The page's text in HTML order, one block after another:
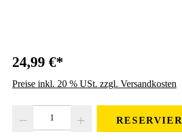
24,99 €*
Preise inkl. 20 % USt. zzgl. Versandkosten